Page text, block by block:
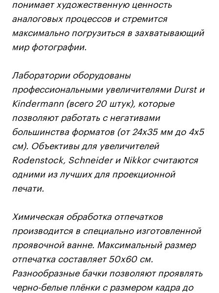
понимает художественную ценность
аналоговых процессов и стремится
максимально погрузиться в захватывающий
мир фотографии.
Лаборатории оборудованы
профессиональными увеличителями Durst и
Kindermann (всего 20 штук), которые
позволяют работать с негативами
большинства форматов (от 24х35 мм до 4х5
см). Объективы для увеличителей
Rodenstock, Schneider и Nikkor считаются
одними из лучших для проекционной
печати.
Химическая обработка отпечатков
производится в специально изготовленной
проявочной ванне. Максимальный размер
отпечатка составляет 50х60 см.
Разнообразные бачки позволяют проявлять
черно-белые плёнки с размером кадра до